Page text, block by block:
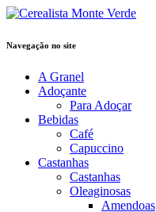
Navegação no site
A Granel
Adoçante
Para Adoçar
Bebidas
Café
Capuccino
Castanhas
Castanhas
Oleaginosas
Amendoas